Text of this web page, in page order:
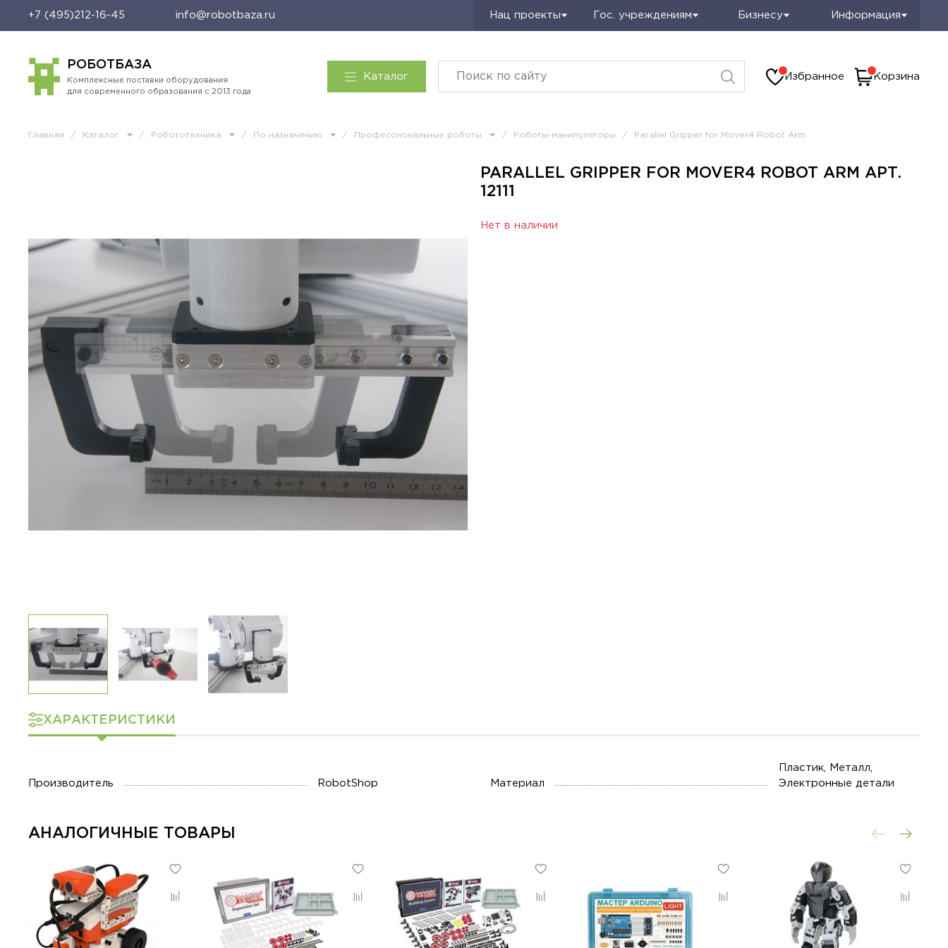
+7 (495)212-16-45 info@robotbaza.ru Нац проекты Гос. учреждениям Бизнесу Информация
РОБОТБАЗА
Комплексные поставки оборудования
для современного образования с 2013 года
Каталог Избранное Корзина
Главная / Каталог / Робототехника / По назначению / Профессиональные роботы / Роботы-манипуляторы / Parallel Gripper for Mover4 Robot Arm
PARALLEL GRIPPER FOR MOVER4 ROBOT ARM АРТ.
12111
Нет в наличии
ХАРАКТЕРИСТИКИ
Производитель RobotShop Материал
Пластик, Металл,
Электронные детали
АНАЛОГИЧНЫЕ ТОВАРЫ